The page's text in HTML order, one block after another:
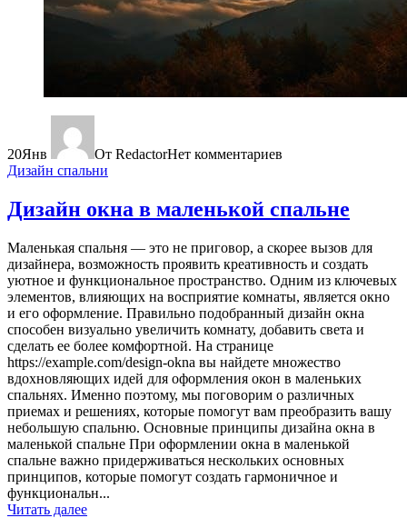
20Янв От RedactorНет комментариев
Дизайн спальни
Дизайн окна в маленькой спальне
Маленькая спальня — это не приговор, а скорее вызов для
дизайнера, возможность проявить креативность и создать
уютное и функциональное пространство. Одним из ключевых
элементов, влияющих на восприятие комнаты, является окно
и его оформление. Правильно подобранный дизайн окна
способен визуально увеличить комнату, добавить света и
сделать ее более комфортной. На странице
https://example.com/design-okna вы найдете множество
вдохновляющих идей для оформления окон в маленьких
спальнях. Именно поэтому, мы поговорим о различных
приемах и решениях, которые помогут вам преобразить вашу
небольшую спальню. Основные принципы дизайна окна в
маленькой спальне При оформлении окна в маленькой
спальне важно придерживаться нескольких основных
принципов, которые помогут создать гармоничное и
функциональн...
Читать далее